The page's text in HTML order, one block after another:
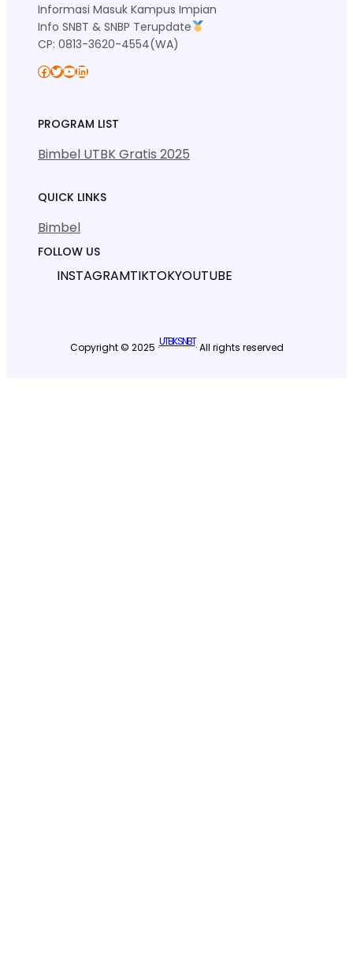
Informasi Masuk Kampus Impian
Info SNBT & SNBP Terupdate
CP: 0813-3620-4554(WA)
Facebook Twitter YouTube LinkedIn
PROGRAM LIST
Bimbel UTBK Gratis 2025
QUICK LINKS
Bimbel
FOLLOW US
INSTAGRAMTIKTOKYOUTUBE
Copyright © 2025 ·UTBK SNBT· All rights reserved